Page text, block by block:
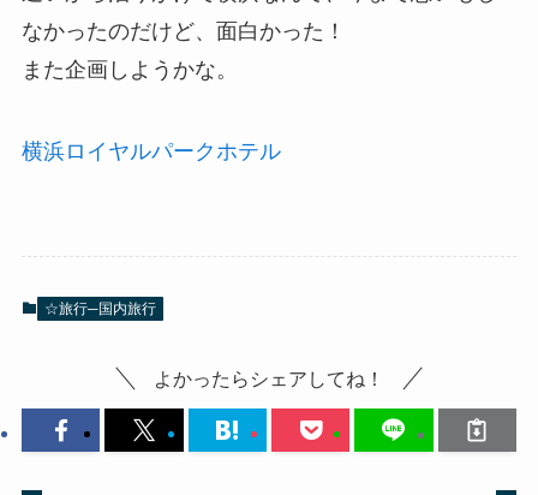
なかったのだけど、面白かった！
また企画しようかな。
横浜ロイヤルパークホテル
☆旅行─国内旅行
よかったらシェアしてね！